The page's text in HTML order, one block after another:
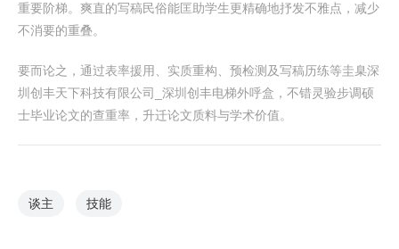
重要阶梯。爽直的写稿民俗能匡助学生更精确地抒发不雅点，减少
不消要的重叠。
要而论之，通过表率援用、实质重构、预检测及写稿历练等圭臬深
圳创丰天下科技有限公司_深圳创丰电梯外呼盒，不错灵验步调硕
士毕业论文的查重率，升迁论文质料与学术价值。
谈主 技能